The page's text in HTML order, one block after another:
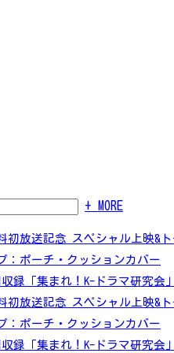
+ MORE
初放送記念 スペシャル上映&
：ポーチ・クッションカバー
録「集まれ！K-ドラマ研究会」
初放送記念 スペシャル上映&
：ポーチ・クッションカバー
録「集まれ！K-ドラマ研究会」